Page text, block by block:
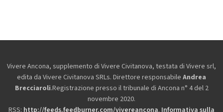
Vivere Ancona, supplemento di Vivere Civitanova, testata di Vivere srl,
edita da Vivere Civitanova SRLs. Direttore responsabile Andrea
Brecciaroli.Registrazione presso il tribunale di Ancona n° 4 del 2
novembre 2020.